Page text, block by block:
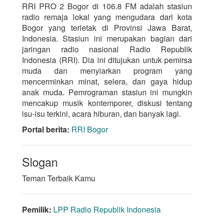
RRI PRO 2 Bogor di 106.8 FM adalah stasiun
radio remaja lokal yang mengudara dari kota
Bogor yang terletak di Provinsi Jawa Barat,
Indonesia. Stasiun ini merupakan bagian dari
jaringan radio nasional Radio Republik
Indonesia (RRI). Dia ini ditujukan untuk pemirsa
muda dan menyiarkan program yang
mencerminkan minat, selera, dan gaya hidup
anak muda. Pemrograman stasiun ini mungkin
mencakup musik kontemporer, diskusi tentang
isu-isu terkini, acara hiburan, dan banyak lagi.
Portal berita: RRI Bogor
Slogan
Teman Terbaik Kamu
Pemilik: LPP Radio Republik Indonesia